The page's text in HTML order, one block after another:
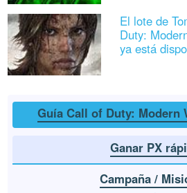
El lote de
Duty:
ya está
Guía Call of Duty: Modern
Ganar PX
Campaña /